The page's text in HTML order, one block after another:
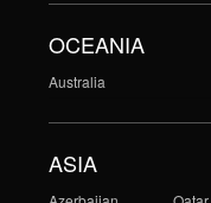
OCEANIA
Australia
ASIA